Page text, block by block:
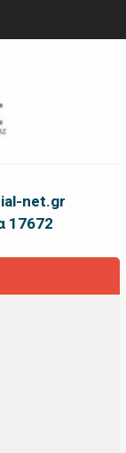
net.gr
17672